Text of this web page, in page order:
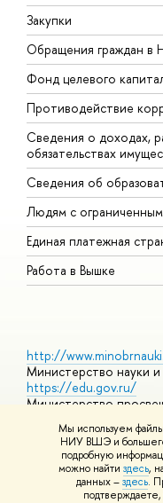
Мы используем
НИУ ВШЭ и большего
подробную
можно найти здесь,
данных –здесь.
Закупки
Обращения граждан
Фонд целевого
Противодействие
Сведения о доходах,
обязательствах
Сведения об
Людям с
Единая платежная
Работа в Вышке
http://
Министерство науки
https://edu.gov.ru/
Министерство
https://
Массовые открытые
© НИУ ВШЭ 1993–2026